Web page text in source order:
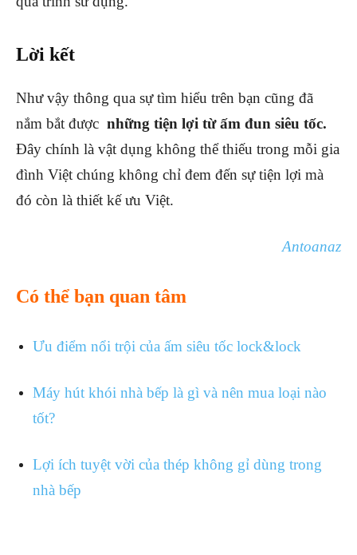
Lời kết
Như vậy thông qua sự tìm hiểu trên bạn cũng đã
nắm bắt được những tiện lợi từ ấm đun siêu tốc.
Đây chính là vật dụng không thể thiếu trong mỗi gia
đình Việt chúng không chỉ đem đến sự tiện lợi mà
đó còn là thiết kế ưu Việt.
Antoanaz
Có thể bạn quan tâm
Ưu điểm nổi trội của ấm siêu tốc lock&lock
Máy hút khói nhà bếp là gì và nên mua loại nào
tốt?
Lợi ích tuyệt vời của thép không gỉ dùng trong
nhà bếp